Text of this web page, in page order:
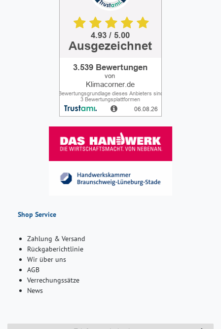
Shop Service
Zahlung & Versand
Rückgaberichtlinie
Wir über uns
AGB
Verrechungssätze
News